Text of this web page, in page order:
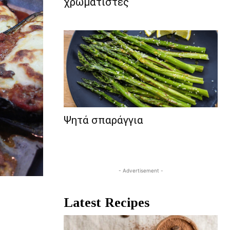
Ψητά σπαράγγια
- Advertisement -
Latest Recipes